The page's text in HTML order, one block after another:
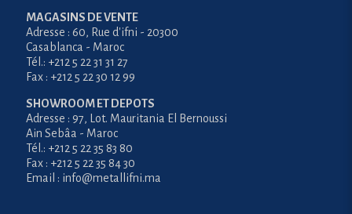
MAGASINS DE VENTE
Adresse : 60, Rue d'ifni - 20300
Casablanca - Maroc
Tél.: +212 5 22 31 31 27
Fax : +212 5 22 30 12 99
SHOWROOM ET DEPOTS
Adresse : 97, Lot. Mauritania El Bernoussi
Ain Sebâa - Maroc
Tél.: +212 5 22 35 83 80
Fax : +212 5 22 35 84 30
Email : info@metallifni.ma